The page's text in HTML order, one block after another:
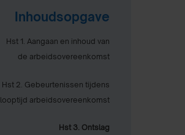
Inhoudsopgave
Hst 1. Aangaan en inhoud van
de arbeidsovereenkomst
Hst 2. Gebeurtenissen tijdens
looptijd arbeidsovereenkomst
Hst 3. Ontslag